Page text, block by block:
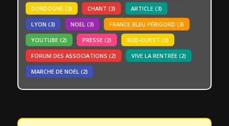
DORDOGNE (3) CHANT (3) ARTICLE (3)
LYON (3) NOEL (3) FRANCE BLEU PÉRIGORD (3)
YOUTUBE (2) PRESSE (2) SUD-OUEST (2)
FORUM DES ASSOCIATIONS (2) VIVE LA RENTRÉE (2)
MARCHE DE NOEL (2)